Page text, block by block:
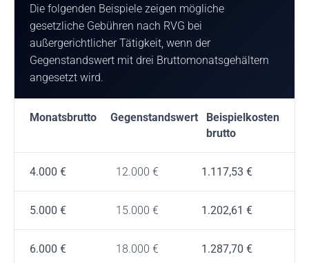
Die folgenden Beispiele zeigen mögliche
gesetzliche Gebühren nach RVG bei
außergerichtlicher Tätigkeit, wenn der
Gegenstandswert mit drei Bruttomonatsgehältern
angesetzt wird.
Monatsbrutto Gegenstandswert
Beispielkosten
brutto
4.000 € 12.000 € 1.117,53 €
5.000 € 15.000 € 1.202,61 €
6.000 € 18.000 € 1.287,70 €